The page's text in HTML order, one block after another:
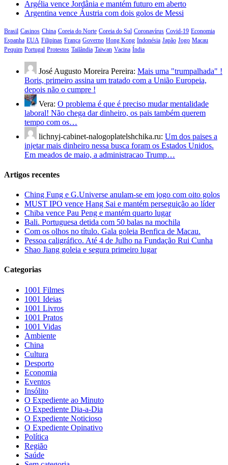
Argélia vence Jordânia e mantém futuro em aberto
Argentina vence Áustria com dois golos de Messi
Brasil Casinos China Coreia do Norte Coreia do Sul Coronavírus Covid-19 Economia
Espanha EUA Filipinas França Governo Hong Kong Indonésia Japão Jogo Macau
Pequim Portugal Protestos Tailândia Taiwan Vacina Índia
José Augusto Moreira Pereira: Mais uma "trumpalhada" !
Boris, primeiro assina um tratado com a União Europeia,
depois não o cumpre !
Vera: O problema é que é preciso mudar mentalidade
laboral! Não chega dar dinheiro, os pais também querem
tempo com os…
lichnyj-cabinet-nalogoplatelshchika.ru: Um dos paises a
injetar mais dinheiro nessa busca foram os Estados Unidos.
Em meados de maio, a administracao Trump…
Artigos recentes
Ching Fung e G.Universe anulam-se em jogo com oito golos
MUST IPO vence Hang Sai e mantém perseguição ao líder
Chiba vence Pau Peng e mantém quarto lugar
Bali. Portuguesa detida com 50 balas na mochila
Com os olhos no título. Gala goleia Benfica de Macau.
Pessoa caligráfico. Até 4 de Julho na Fundação Rui Cunha
Shao Jiang goleia e segura primeiro lugar
Categorias
1001 Filmes
1001 Ideias
1001 Livros
1001 Pratos
1001 Vidas
Ambiente
China
Cultura
Desporto
Economia
Eventos
Insólito
O Expediente ao Minuto
O Expediente Dia-a-Dia
O Expediente Noticioso
O Expediente Opinativo
Política
Região
Saúde